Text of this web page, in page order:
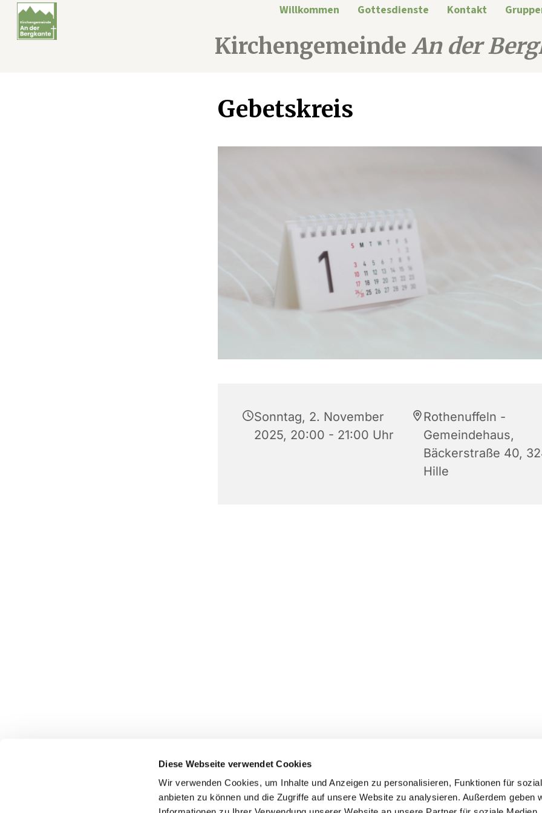
Diese Webseite verwendet Cookies
Wir verwenden Cookies, um Inhalte und Anzeigen zu personalisieren, Funktionen für
anbieten zu können und die Zugriffe auf unsere Website zu analysieren. Außerdem geben
Willkommen Gottesdienste Kontakt
KirchengemeindeAn der
Gebetskreis
Sonntag, 2. November
2025, 20:00 - 21:00 Uhr
Rothenuffeln -
Gemeindehaus,
Bäckerstraße 40,
Hille
Startseite Gottesdienste Gemeindebüros Gruppen & Kreise